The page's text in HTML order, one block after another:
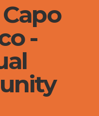
-